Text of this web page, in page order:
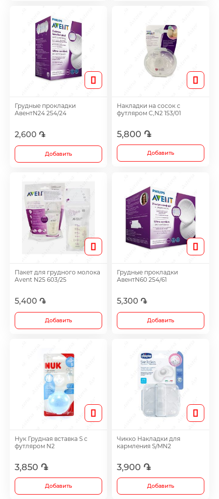
Метаболические препараты
Противоопухолевые препараты
Травы и настойки
Метаболизм препаратов для лечения
хряща
Таблетки для женщин
Anti-cholesterol Mediations
Vitamins
Diabetes Treatment Tablets
Vitamins for Children
Грудные прокладки
АвентN24 254/24
2,600 ֏
Добавить
Накладки на сосок с
футляром С,N2 153/01
5,800 ֏
Добавить
Пакет для грудного молока
Avent N25 603/25
5,400 ֏
Добавить
Грудные прокладки
АвентN60 254/61
5,300 ֏
Добавить
Нук Грудная вставка S с
футляром N2
3,850 ֏
Добавить
Чикко Накладки для
кармления S/MN2
3,900 ֏
Добавить